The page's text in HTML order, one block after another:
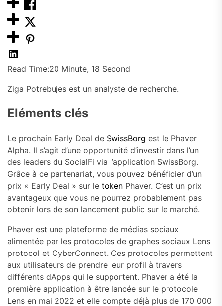
Read Time:20 Minute, 18 Second
Ziga Potrebujes est un analyste de recherche.
Eléments clés
Le prochain Early Deal de SwissBorg est le Phaver
Alpha. Il s’agit d’une opportunité d’investir dans l’un
des leaders du SocialFi via l’application SwissBorg.
Grâce à ce partenariat, vous pouvez bénéficier d’un
prix « Early Deal » sur le token Phaver. C’est un prix
avantageux que vous ne pourrez probablement pas
obtenir lors de son lancement public sur le marché.
Phaver est une plateforme de médias sociaux
alimentée par les protocoles de graphes sociaux Lens
protocol et CyberConnect. Ces protocoles permettent
aux utilisateurs de prendre leur profil à travers
différents dApps qui le supportent. Phaver a été la
première application à être lancée sur le protocole
Lens en mai 2022 et elle compte déjà plus de 170 000